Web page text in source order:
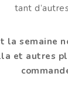
tant
la semaine
et autres